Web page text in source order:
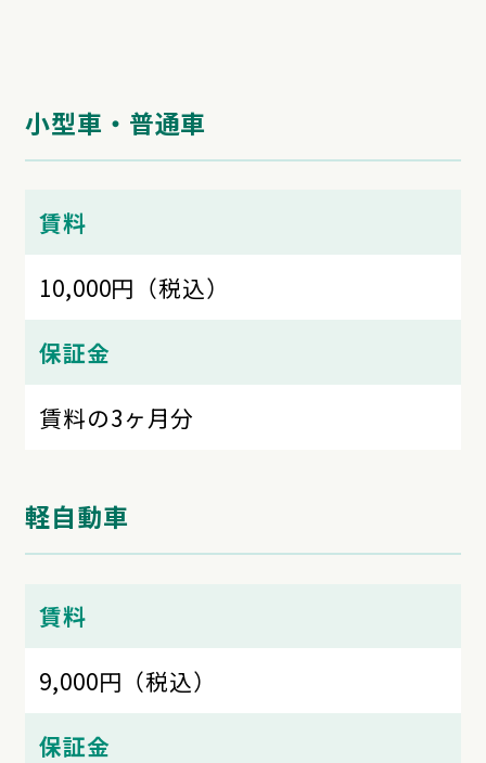
小型車・普通車
賃料
10,000円（税込）
保証金
賃料の3ヶ月分
軽自動車
賃料
9,000円（税込）
保証金